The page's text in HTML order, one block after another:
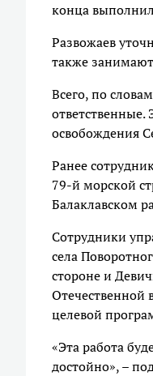
конца
Развожаев
также
Всего, по
освобождения
Ранее
79-й морской
Балаклавском
Сотрудники
села
стороне и
Отечественной
целевой
«Эта работа
достойно», –